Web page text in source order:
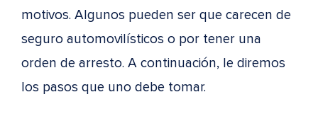
motivos. Algunos pueden ser que carecen de
seguro automovilísticos o por tener una
orden de arresto. A continuación, le diremos
los pasos que uno debe tomar.